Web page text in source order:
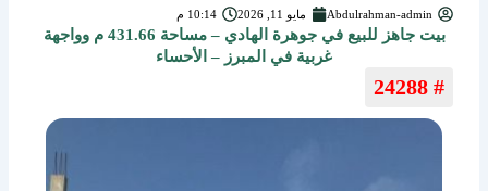
Abdulrahman-admin مايو 11, 2026 10:14 م
بيت جاهز للبيع في جوهرة الهادي – مساحة 431.66 م وواجهة
غربية في المبرز – الأحساء
# 24288